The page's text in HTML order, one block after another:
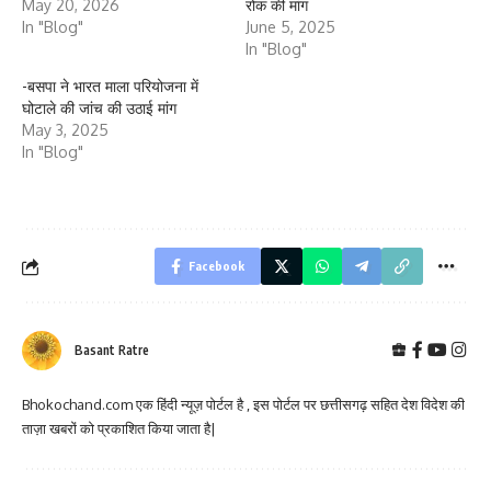
May 20, 2026
In "Blog"
रोक की मांग
June 5, 2025
In "Blog"
-बसपा ने भारत माला परियोजना में
घोटाले की जांच की उठाई मांग
May 3, 2025
In "Blog"
Facebook
Basant Ratre
Bhokochand.com एक हिंदी न्यूज़ पोर्टल है , इस पोर्टल पर छत्तीसगढ़ सहित देश विदेश की
ताज़ा खबरों को प्रकाशित किया जाता है|